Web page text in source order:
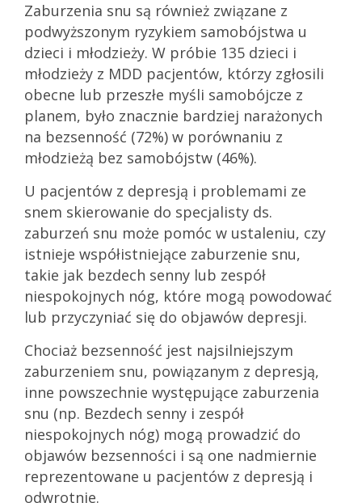
Zaburzenia snu są również związane z
podwyższonym ryzykiem samobójstwa u
dzieci i młodzieży. W próbie 135 dzieci i
młodzieży z MDD pacjentów, którzy zgłosili
obecne lub przeszłe myśli samobójcze z
planem, było znacznie bardziej narażonych
na bezsenność (72%) w porównaniu z
młodzieżą bez samobójstw (46%).
U pacjentów z depresją i problemami ze
snem skierowanie do specjalisty ds.
zaburzeń snu może pomóc w ustaleniu, czy
istnieje współistniejące zaburzenie snu,
takie jak bezdech senny lub zespół
niespokojnych nóg, które mogą powodować
lub przyczyniać się do objawów depresji.
Chociaż bezsenność jest najsilniejszym
zaburzeniem snu, powiązanym z depresją,
inne powszechnie występujące zaburzenia
snu (np. Bezdech senny i zespół
niespokojnych nóg) mogą prowadzić do
objawów bezsenności i są one nadmiernie
reprezentowane u pacjentów z depresją i
odwrotnie.